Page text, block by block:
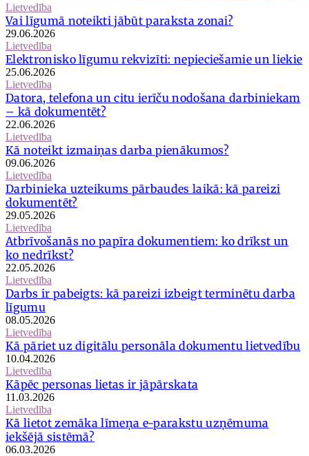
Lietvedība
Vai līgumā noteikti jābūt paraksta zonai?
29.06.2026
Lietvedība
Elektronisko līgumu rekvizīti: nepieciešamie un liekie
25.06.2026
Lietvedība
Datora, telefona un citu ierīču nodošana darbiniekam
– kā dokumentēt?
22.06.2026
Lietvedība
Kā noteikt izmaiņas darba pienākumos?
09.06.2026
Lietvedība
Darbinieka uzteikums pārbaudes laikā: kā pareizi
dokumentēt?
29.05.2026
Lietvedība
Atbrīvošanās no papīra dokumentiem: ko drīkst un
ko nedrīkst?
22.05.2026
Lietvedība
Darbs ir pabeigts: kā pareizi izbeigt terminētu darba
līgumu
08.05.2026
Lietvedība
Kā pāriet uz digitālu personāla dokumentu lietvedību
10.04.2026
Lietvedība
Kāpēc personas lietas ir jāpārskata
11.03.2026
Lietvedība
Kā lietot zemāka līmeņa e-parakstu uzņēmuma
iekšējā sistēmā?
06.03.2026